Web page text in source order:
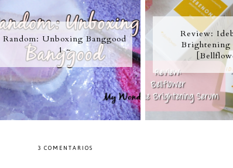
Random: Unboxing Banggood
1 ~
Review:
Brightening
3 COMENTARIOS